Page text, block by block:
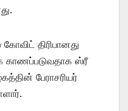
திரிபானது
காணப்படுவதாக ஸ்ரீ
பேராசரியர்